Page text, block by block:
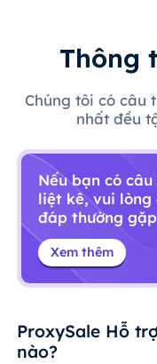
Thông
Chúng tôi có câu
nhất đều
Nếu bạn có
liệt kê, vui
đáp thường
Xem thêm
ProxySale Hỗ
nào?